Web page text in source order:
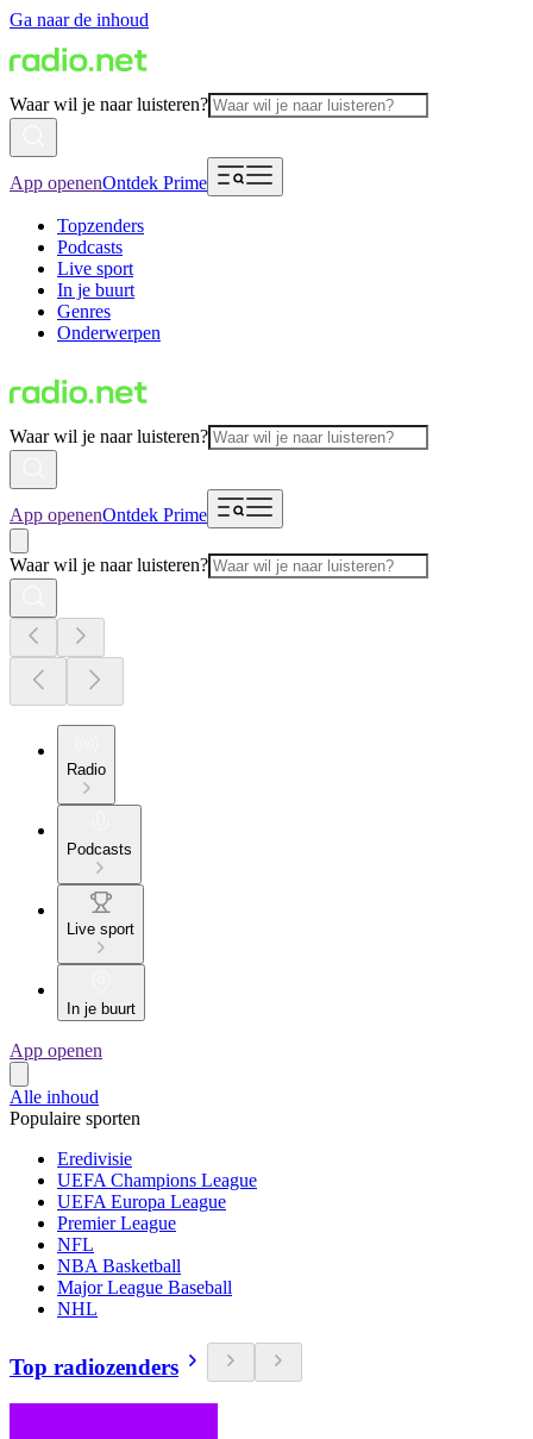
Ga naar de inhoud
Waar wil je naar luisteren?
App openenOntdek Prime
Topzenders
Podcasts
Live sport
In je buurt
Genres
Onderwerpen
Waar wil je naar luisteren?
App openenOntdek Prime
Waar wil je naar luisteren?
Radio
Podcasts
Live sport
In je buurt
App openen
Alle inhoud
Populaire sporten
Eredivisie
UEFA Champions League
UEFA Europa League
Premier League
NFL
NBA Basketball
Major League Baseball
NHL
Top radiozenders